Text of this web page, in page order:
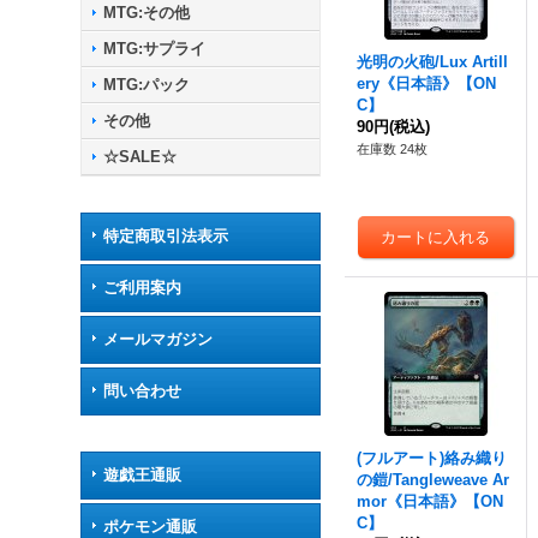
MTG:その他
MTG:サプライ
MTG:パック
その他
☆SALE☆
特定商取引法表示
ご利用案内
メールマガジン
問い合わせ
遊戯王通販
ポケモン通販
光明の火砲/Lux Artill
ery《日本語》【ON
C】
90円(税込)
在庫数 24枚
(フルアート)絡み織り
の鎧/Tangleweave Ar
mor《日本語》【ON
C】